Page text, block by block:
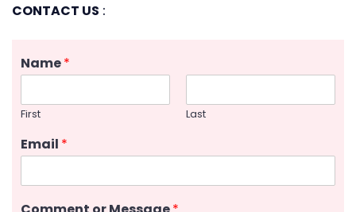
CONTACT US :
Name*
First Last
Email *